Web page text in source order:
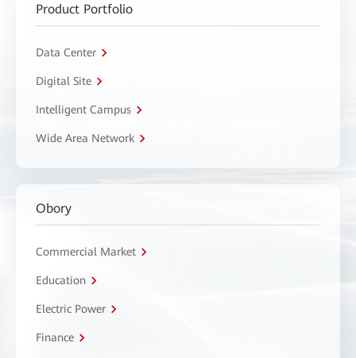
Product Portfolio
Data Center
Digital Site
Intelligent Campus
Wide Area Network
Obory
Commercial Market
Education
Electric Power
Finance